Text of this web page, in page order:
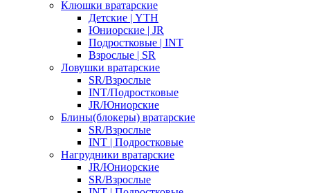
Клюшки вратарские
Детские | YTH
Юниорские | JR
Подростковые | INT
Взрослые | SR
Ловушки вратарские
SR/Взрослые
INT/Подростковые
JR/Юниорские
Блины(блокеры) вратарские
SR/Взрослые
INT | Подростковые
Нагрудники вратарские
JR/Юниорские
SR/Взрослые